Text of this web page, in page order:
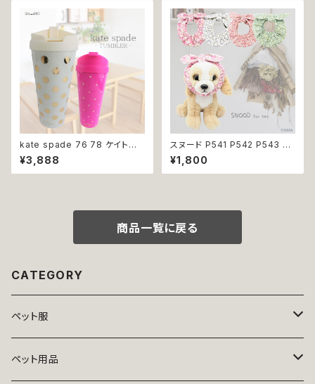
服 犬の洋服 洋服 小型犬 中型
犬 おしゃれ かわいい 可愛い 返
品交換不可
れ かわいい お出かけ 返品交換
不可
kate spade 76 78 ケイトス
ペード タンブラー 480ml 水筒
蓋付き ドット ピンク ゴールド ケ
イト スペード 雑貨 持ち運び マ
¥3,888
スヌード P541 P542 P543 P5
44 カチューシャ 耳カバー 小花
模様 花 汚れ防止 濡れ防止 ドッ
グウェア ドッグ ウェア 犬 猫 ペ
¥1,800
商品一覧に戻る
CATEGORY
ペット服
トップス
ペット用品